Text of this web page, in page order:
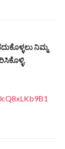
ನಿಮ್ಮ
.